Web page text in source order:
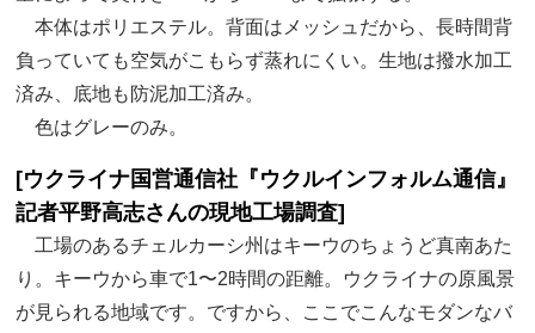
本体はポリエステル。背面はメッシュだから、長時間背
負っていても空気がこもらず蒸れにくい。生地は撥水加工
済み、底地も防泥加工済み。
色はグレーのみ。
[ウクライナ国営通信社『ウクルインフォルム通信』
記者平野高志さんの現地工場調査]
工場のあるチェルカーシ州はキーウのちょうど真南あた
り。キーウから車で1〜2時間の距離。ウクライナの原風景
が見られる地域です。ですから、ここでこんなモダンなバ